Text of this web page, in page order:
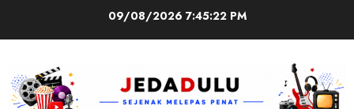
09/08/2026 7:45:23 PM